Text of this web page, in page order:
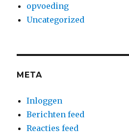
opvoeding
Uncategorized
META
Inloggen
Berichten feed
Reacties feed